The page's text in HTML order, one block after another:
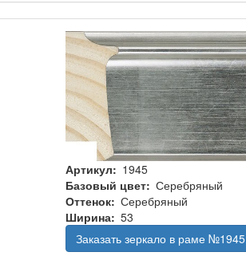
Артикул
1945
Базовый цвет
Серебряный
Оттенок
Серебряный
Ширина
53
Заказать зеркало в раме №1945